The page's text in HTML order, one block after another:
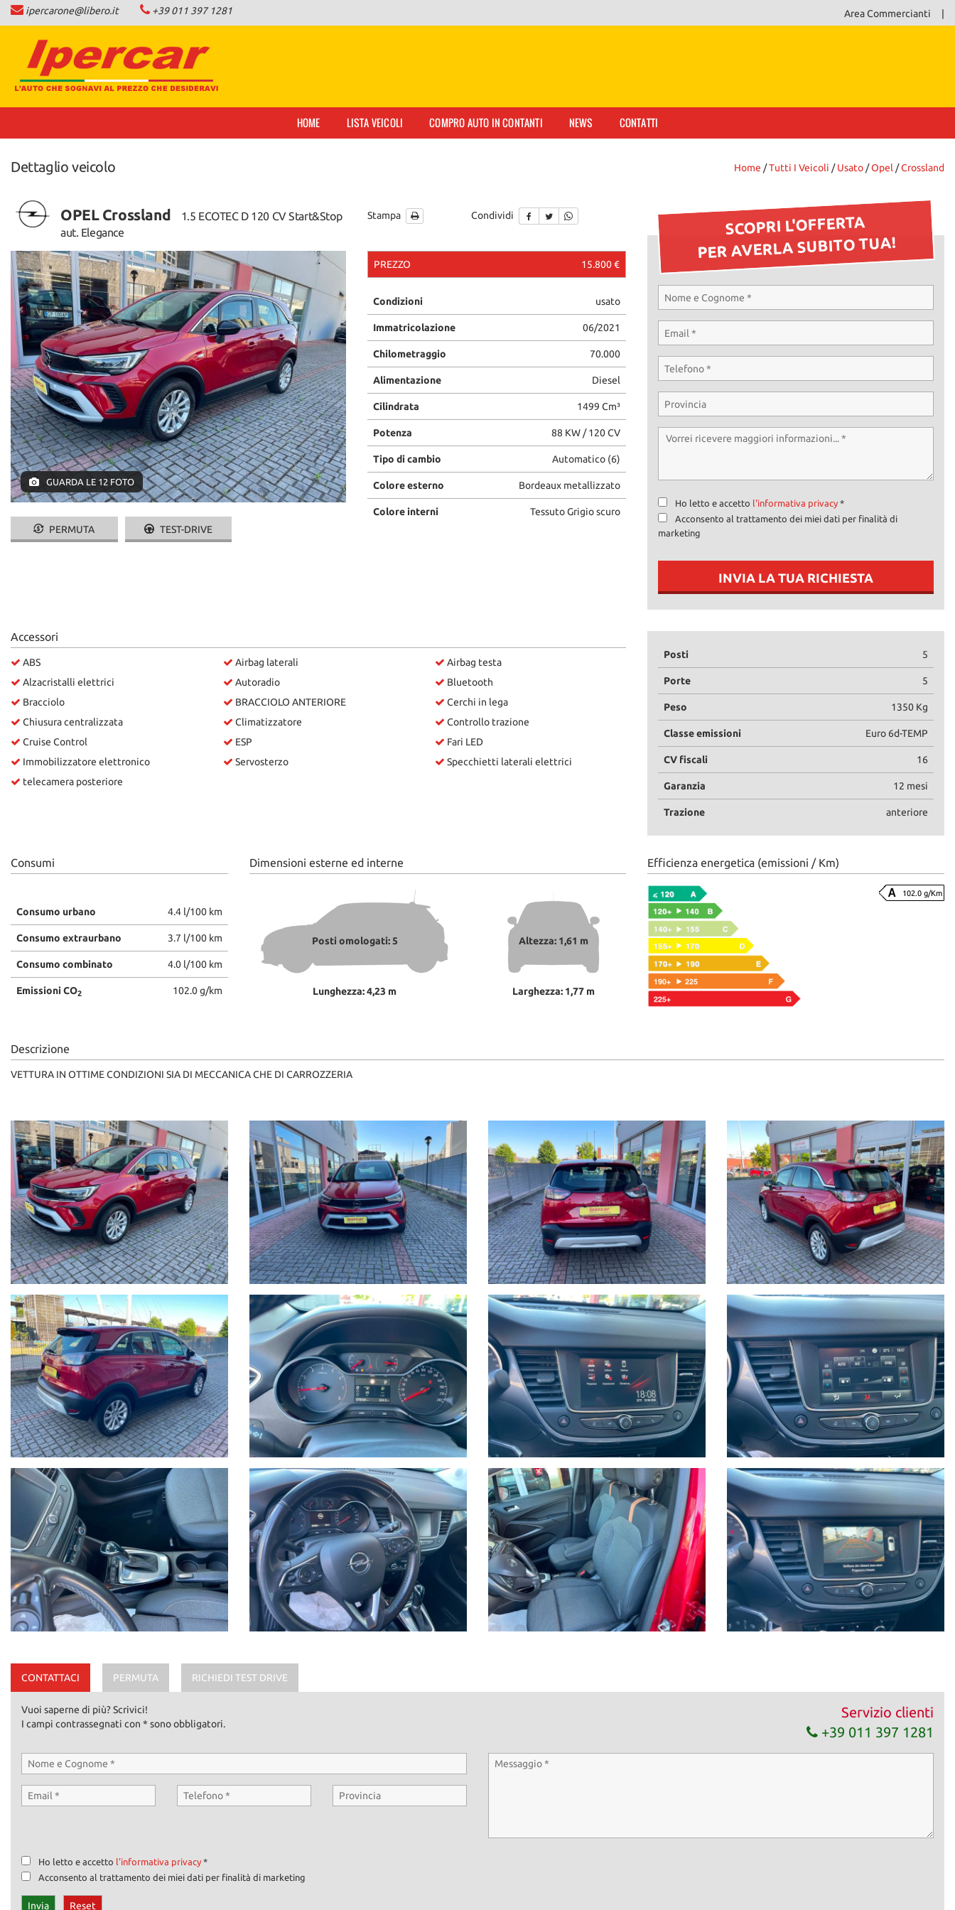
HOME
LISTA VEICOLI
AREA COMMERCIANTI
ipercarone@libero.it +39 011 397 1281 Area Commercianti
HOME LISTA VEICOLI COMPRO AUTO IN CONTANTI NEWS CONTATTI
Dettaglio veicolo Home /Tutti I Veicoli /Usato /Opel /Crossland
OPEL Crossland
1.5 ECOTEC D 120 CV Start&Stop
aut. Elegance
Stampa Condividi
GUARDA LE 12 FOTO
PERMUTA TEST-DRIVE
PREZZO 15.800 €
Condizioni usato
Immatricolazione 06/2021
Chilometraggio 70.000
Alimentazione Diesel
Cilindrata 1499 Cm³
Potenza 88 KW / 120 CV
Tipo di cambio Automatico (6)
Colore esterno Bordeaux metallizzato
Colore interni Tessuto Grigio scuro
SCOPRI L'OFFERTA
PER AVERLA SUBITO TUA!
Ho letto e accetto l'informativa privacy *
Acconsento al trattamento dei miei dati per finalità di
marketing
INVIA LA TUA RICHIESTA
Accessori
ABS
Alzacristalli elettrici
Bracciolo
Chiusura centralizzata
Cruise Control
Immobilizzatore elettronico
telecamera posteriore
Airbag laterali
Autoradio
BRACCIOLO ANTERIORE
Climatizzatore
ESP
Servosterzo
Airbag testa
Bluetooth
Cerchi in lega
Controllo trazione
Fari LED
Specchietti laterali elettrici
Posti 5
Porte 5
Peso 1350 Kg
Classe emissioni Euro 6d-TEMP
CV fiscali 16
Garanzia 12 mesi
Trazione anteriore
Consumi
Consumo urbano 4.4 l/100 km
Consumo extraurbano 3.7 l/100 km
Consumo combinato 4.0 l/100 km
Emissioni CO2 102.0 g/km
Dimensioni esterne ed interne
Posti omologati: 5
Lunghezza: 4,23 m
Altezza: 1,61 m
Larghezza: 1,77 m
Efficienza energetica (emissioni / Km)
102.0 g/Km
Descrizione
VETTURA IN OTTIME CONDIZIONI SIA DI MECCANICA CHE DI CARROZZERIA
CONTATTACI PERMUTA RICHIEDI TEST DRIVE
Vuoi saperne di più? Scrivici!
I campi contrassegnati con * sono obbligatori.
Servizio clienti
+39 011 397 1281
Ho letto e accetto l'informativa privacy *
Acconsento al trattamento dei miei dati per finalità di marketing